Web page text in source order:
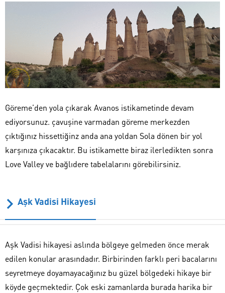
Göreme’den yola çıkarak Avanos istikametinde devam
ediyorsunuz. çavuşine varmadan göreme merkezden
çıktığınız hissettiğinz anda ana yoldan Sola dönen bir yol
karşınıza çıkacaktır. Bu istikamette biraz ilerledikten sonra
Love Valley ve bağlıdere tabelalarını görebilirsiniz.
Aşk Vadisi Hikayesi
Aşk Vadisi hikayesi aslında bölgeye gelmeden önce merak
edilen konular arasındadır. Birbirinden farklı peri bacalarını
seyretmeye doyamayacağınız bu güzel bölgedeki hikaye bir
köyde geçmektedir. Çok eski zamanlarda burada harika bir